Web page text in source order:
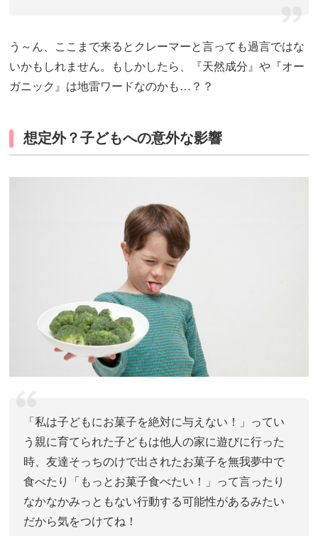
う～ん、ここまで来るとクレーマーと言っても過言ではな
いかもしれません。もしかしたら、『天然成分』や『オー
ガニック』は地雷ワードなのかも…？？
想定外？子どもへの意外な影響
「私は子どもにお菓子を絶対に与えない！」ってい
う親に育てられた子どもは他人の家に遊びに行った
時、友達そっちのけで出されたお菓子を無我夢中で
食べたり「もっとお菓子食べたい！」って言ったり
なかなかみっともない行動する可能性があるみたい
だから気をつけてね！